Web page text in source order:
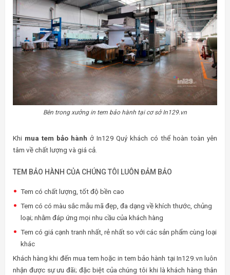
Bên trong xưởng in tem bảo hành tại cơ sở In129.vn
Khi mua tem bảo hành ở In129 Quý khách có thể hoàn toàn yên
tâm về chất lượng và giá cả.
TEM BẢO HÀNH CỦA CHÚNG TÔI LUÔN ĐẢM BẢO
Tem có chất lượng, tốt độ bền cao
Tem có có màu sắc mẫu mã đẹp, đa dạng về khích thước, chủng
loại; nhằm đáp ứng mọi nhu cầu của khách hàng
Tem có giá cạnh tranh nhất, rẻ nhất so với các sản phẩm cùng loại
khác
Khách hàng khi đến mua tem hoặc in tem bảo hành tại In129.vn luôn
nhận được sự ưu đãi; đặc biệt của chúng tôi khi là khách hàng thân